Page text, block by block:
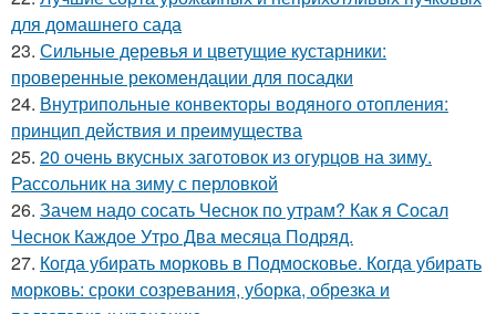
для домашнего сада
23. Сильные деревья и цветущие кустарники:
проверенные рекомендации для посадки
24. Внутрипольные конвекторы водяного отопления:
принцип действия и преимущества
25. 20 очень вкусных заготовок из огурцов на зиму.
Рассольник на зиму с перловкой
26. Зачем надо сосать Чеснок по утрам? Как я Сосал
Чеснок Каждое Утро Два месяца Подряд.
27. Когда убирать морковь в Подмосковье. Когда убирать
морковь: сроки созревания, уборка, обрезка и